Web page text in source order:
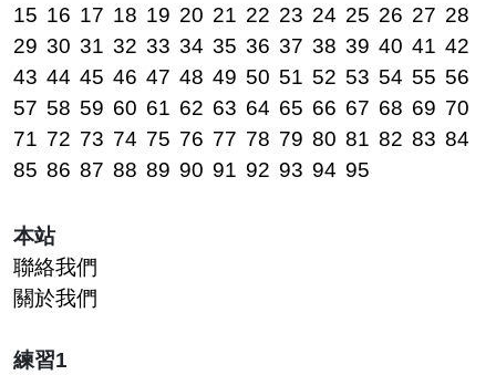
15 16 17 18 19 20 21 22 23 24 25 26 27 28
29 30 31 32 33 34 35 36 37 38 39 40 41 42
43 44 45 46 47 48 49 50 51 52 53 54 55 56
57 58 59 60 61 62 63 64 65 66 67 68 69 70
71 72 73 74 75 76 77 78 79 80 81 82 83 84
85 86 87 88 89 90 91 92 93 94 95
本站
聯絡我們
關於我們
練習1